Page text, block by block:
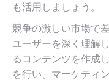
も活用しましょう。
競争の激しい市場で
ユーザーを深く理解
るコンテンツを作成
を行い、マーケティ